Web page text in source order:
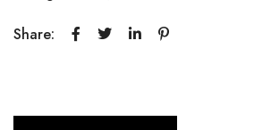
Share: